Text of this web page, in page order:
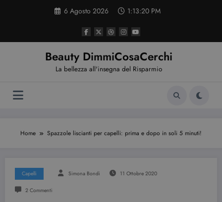
6 Agosto 2026 1:13:21 PM
Beauty DimmiCosaCerchi
La bellezza all'insegna del Risparmio
Home Spazzole liscianti per capelli: prima e dopo in soli 5 minuti!
Capelli Simona Bondi 11 Ottobre 2020
2 Commenti